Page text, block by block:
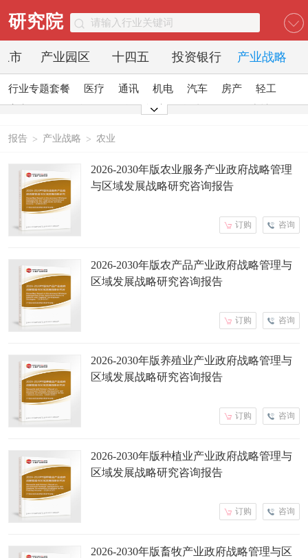
研究院
市 产业园区 十四五 投资银行 产业战略
行业专题套餐 医疗 通讯 机电 汽车 房产
轻工
酒店
报告 > 产业战略 > 农业
2026-2030年版农业服务产业政府战略管理
与区域发展战略研究咨询报告
咨询
订购
2026-2030年版农产品产业政府战略管理与
区域发展战略研究咨询报告
咨询
订购
2026-2030年版养殖业产业政府战略管理与
区域发展战略研究咨询报告
咨询
订购
2026-2030年版种植业产业政府战略管理与
区域发展战略研究咨询报告
咨询
订购
2026-2030年版畜牧产业政府战略管理与区